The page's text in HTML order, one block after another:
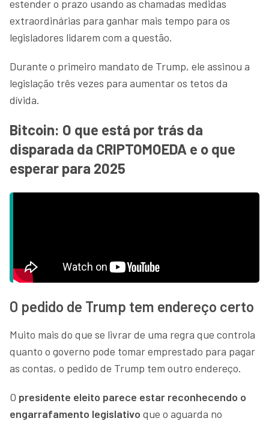
estender o prazo usando as chamadas medidas
extraordinárias para ganhar mais tempo para os
legisladores lidarem com a questão.
Durante o primeiro mandato de Trump, ele assinou a
legislação três vezes para aumentar os tetos da
dívida.
Bitcoin: O que está por trás da
disparada da CRIPTOMOEDA e o que
esperar para 2025
O pedido de Trump tem endereço certo
Muito mais do que se livrar de uma regra que controla
quanto o governo pode tomar emprestado para pagar
as contas, o pedido de Trump tem outro endereço.
O presidente eleito parece estar reconhecendo o
engarrafamento legislativo que o aguarda no